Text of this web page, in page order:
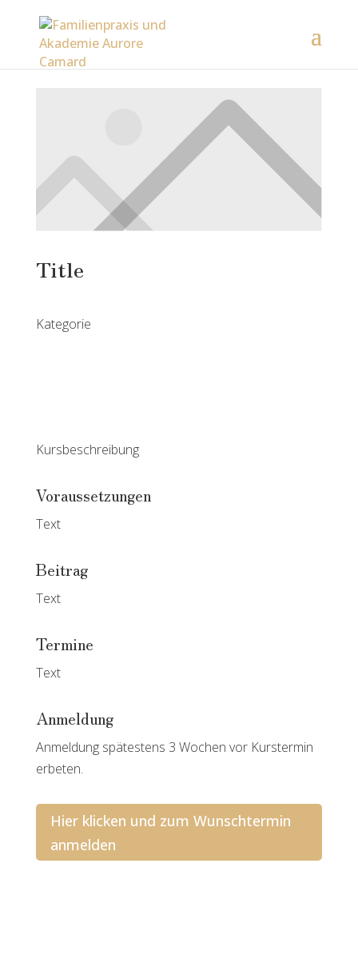
Title
Kategorie
Kursbeschreibung
Voraussetzungen
Text
Beitrag
Text
Termine
Text
Anmeldung
Anmeldung spätestens 3 Wochen vor Kurstermin
erbeten.
Hier klicken und zum Wunschtermin
anmelden